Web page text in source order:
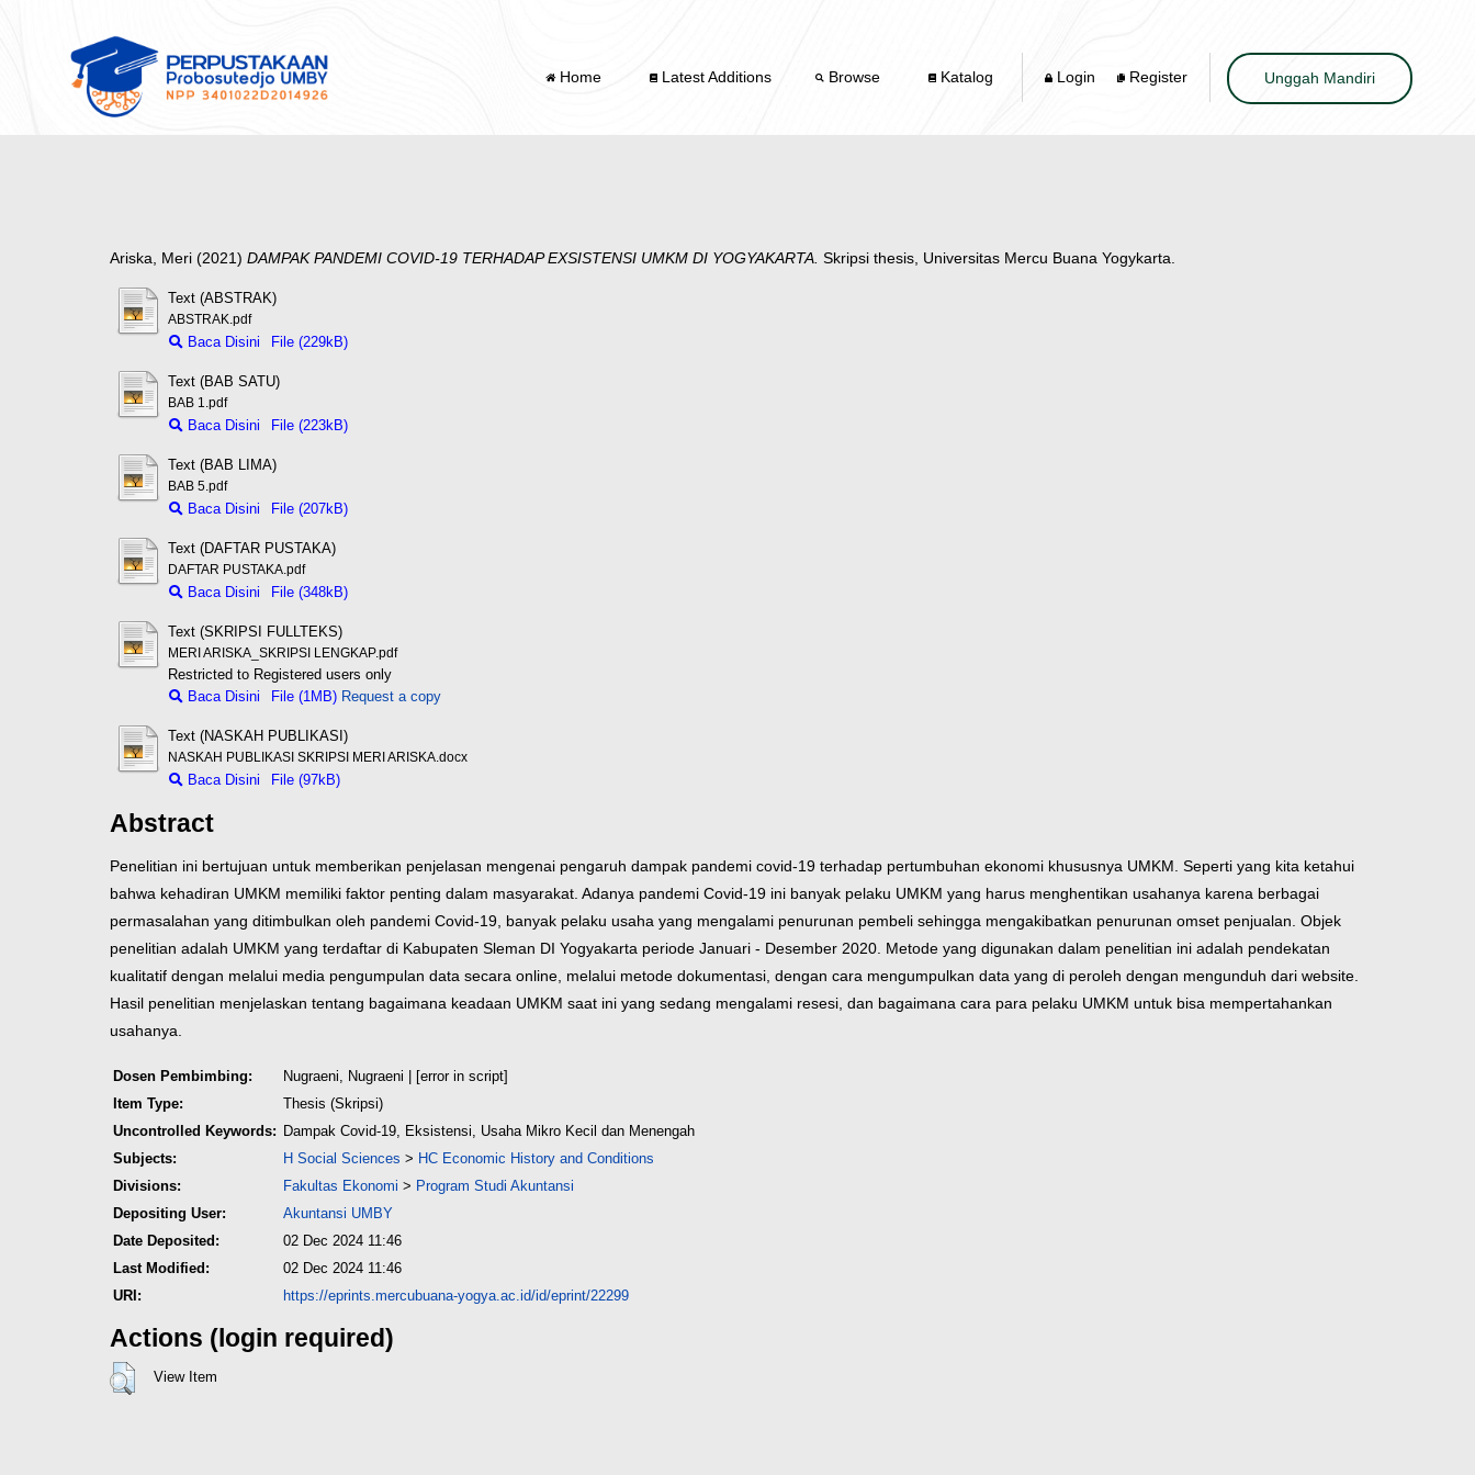
Home Latest Additions Browse Katalog Login Register Unggah Mandiri
Ariska, Meri (2021) DAMPAK PANDEMI COVID-19 TERHADAP EXSISTENSI UMKM DI YOGYAKARTA. Skripsi thesis, Universitas Mercu Buana Yogykarta.
Text (ABSTRAK)
ABSTRAK.pdf
Baca Disini File (229kB)
Text (BAB SATU)
BAB 1.pdf
Baca Disini File (223kB)
Text (BAB LIMA)
BAB 5.pdf
Baca Disini File (207kB)
Text (DAFTAR PUSTAKA)
DAFTAR PUSTAKA.pdf
Baca Disini File (348kB)
Text (SKRIPSI FULLTEKS)
MERI ARISKA_SKRIPSI LENGKAP.pdf
Restricted to Registered users only
Baca Disini
File (1MB) Request a copy
Text (NASKAH PUBLIKASI)
NASKAH PUBLIKASI SKRIPSI MERI ARISKA.docx
Baca Disini File (97kB)
Abstract
Penelitian ini bertujuan untuk memberikan penjelasan mengenai pengaruh dampak pandemi covid-19 terhadap pertumbuhan ekonomi khususnya UMKM. Seperti yang kita ketahui
bahwa kehadiran UMKM memiliki faktor penting dalam masyarakat. Adanya pandemi Covid-19 ini banyak pelaku UMKM yang harus menghentikan usahanya karena berbagai
permasalahan yang ditimbulkan oleh pandemi Covid-19, banyak pelaku usaha yang mengalami penurunan pembeli sehingga mengakibatkan penurunan omset penjualan. Objek
penelitian adalah UMKM yang terdaftar di Kabupaten Sleman DI Yogyakarta periode Januari - Desember 2020. Metode yang digunakan dalam penelitian ini adalah pendekatan
kualitatif dengan melalui media pengumpulan data secara online, melalui metode dokumentasi, dengan cara mengumpulkan data yang di peroleh dengan mengunduh dari website.
Hasil penelitian menjelaskan tentang bagaimana keadaan UMKM saat ini yang sedang mengalami resesi, dan bagaimana cara para pelaku UMKM untuk bisa mempertahankan
usahanya.
Dosen Pembimbing: Nugraeni, Nugraeni | [error in script]
Item Type:
Thesis (Skripsi)
Uncontrolled Keywords: Dampak Covid-19, Eksistensi, Usaha Mikro Kecil dan Menengah
Subjects:
H Social Sciences > HC Economic History and Conditions
Divisions:
Fakultas Ekonomi > Program Studi Akuntansi
Depositing User:
Akuntansi UMBY
Date Deposited:
02 Dec 2024 11:46
Last Modified:
02 Dec 2024 11:46
URI:
https://eprints.mercubuana-yogya.ac.id/id/eprint/22299
Actions (login required)
View Item